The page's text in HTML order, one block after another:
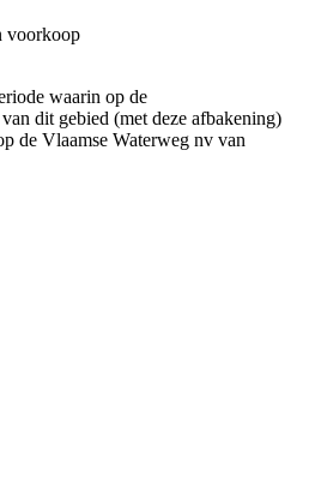
voorkoop
waarin op de
dit gebied (met deze afbakening)
de Vlaamse Waterweg nv van